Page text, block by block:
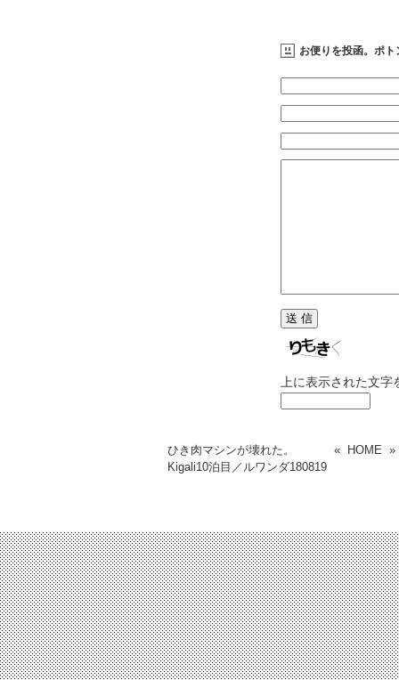
お便りを投函。ポト
上に表示された文
ひき肉マシンが壊れた。
Kigali10泊目／ルワンダ180819
« HOME